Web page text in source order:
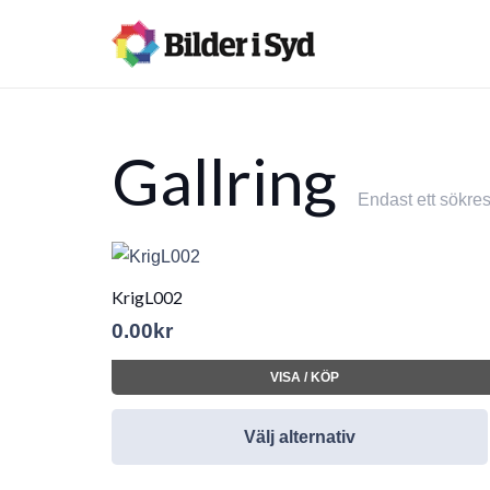
Gallring Endast ett
KrigL002
0.00 kr
VISA / KÖP
Välj alternativ